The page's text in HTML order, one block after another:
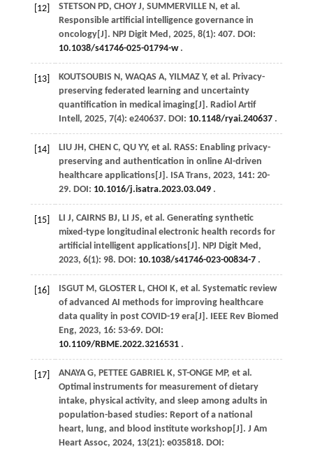
[12] STETSON PD, CHOY J, SUMMERVILLE N , et al .
Responsible artificial intelligence governance in
oncology[J]. NPJ Digit Med , 2025, 8(1): 407. DOI:
10.1038/s41746-025-01794-w.
[13] KOUTSOUBIS N , WAQAS A, YILMAZ Y, et al . Privacy-
preserving federated learning and uncertainty
quantification in medical imaging[J]. Radiol Artif
Intell , 2025, 7(4): e240637. DOI: 10.1148/ryai.240637.
[14] LIU JH , CHEN C, QU YY, et al . RASS: Enabling privacy-
preserving and authentication in online AI-driven
healthcare applications[J]. ISA Trans, 2023, 141: 20-
29. DOI: 10.1016/j.isatra.2023.03.049.
[15] LI J, CAIRNS BJ, LI JS, et al . Generating synthetic
mixed-type longitudinal electronic health records for
artificial intelligent applications[J]. NPJ Digit Med ,
2023, 6(1): 98. DOI: 10.1038/s41746-023-00834-7.
[16] ISGUT M , GLOSTER L, CHOI K, et al . Systematic review
of advanced AI methods for improving healthcare
data quality in post COVID-19 era[J].
IEEE Rev Biomed
Eng, 2023, 16: 53-69. DOI:
10.1109/RBME.2022.3216531.
[17] ANAYA G, PETTEE GABRIEL K, ST-ONGE MP, et al .
Optimal instruments for measurement of dietary
intake, physical activity, and sleep among adults in
population-based studies: Report of a national
heart, lung, and blood institute workshop[J]. J Am
Heart Assoc, 2024, 13(21): e035818. DOI: